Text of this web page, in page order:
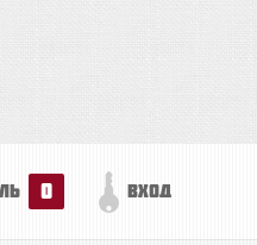
0 вход